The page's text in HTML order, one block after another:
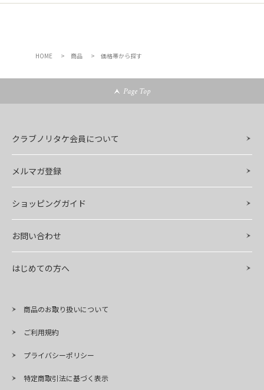
HOME 商品 価格帯から探す
Page Top
クラブノリタケ会員について
メルマガ登録
ショッピングガイド
お問い合わせ
はじめての方へ
商品のお取り扱いについて
ご利用規約
プライバシーポリシー
特定商取引法に基づく表示